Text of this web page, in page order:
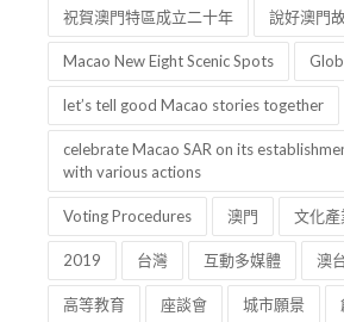
祝賀澳門特區成立二十年 說好澳門
Macao New Eight Scenic Spots
let’s tell good Macao stories together
celebrate Macao SAR on its
with various actions
Voting Procedures 澳門 文化產
2019 台灣 互動多媒體 澳
高等教育 座談會 城市願景